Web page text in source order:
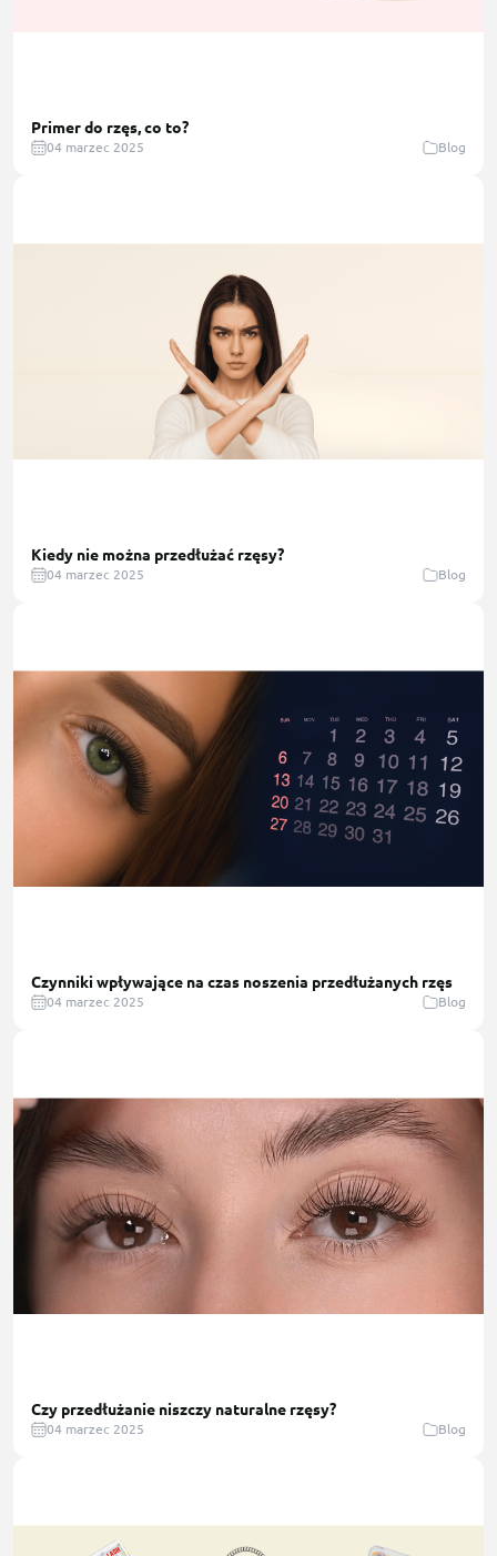
Primer do rzęs, co to?
04 marzec 2025 Blog
Kiedy nie można przedłużać rzęsy?
04 marzec 2025 Blog
Czynniki wpływające na czas noszenia przedłużanych rzęs
04 marzec 2025 Blog
Czy przedłużanie niszczy naturalne rzęsy?
04 marzec 2025 Blog